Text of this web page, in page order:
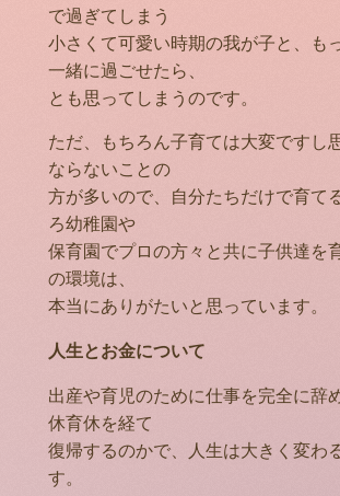
で過ぎてしまう
小さくて可愛い時期の我が子と、も
一緒に過ごせたら、
とも思ってしまうのです。
ただ、もちろん子育ては大変ですし
ならないことの
方が多いので、自分たちだけで育て
ろ幼稚園や
保育園でプロの方々と共に子供達を
の環境は、
本当にありがたいと思っています。
人生とお金について
出産や育児のために仕事を完全に辞
休育休を経て
復帰するのかで、人生は大きく変わ
す。